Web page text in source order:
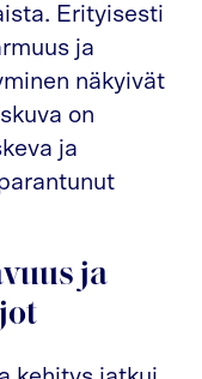
Erityisesti
ja
näkyivät
on
ja
ja